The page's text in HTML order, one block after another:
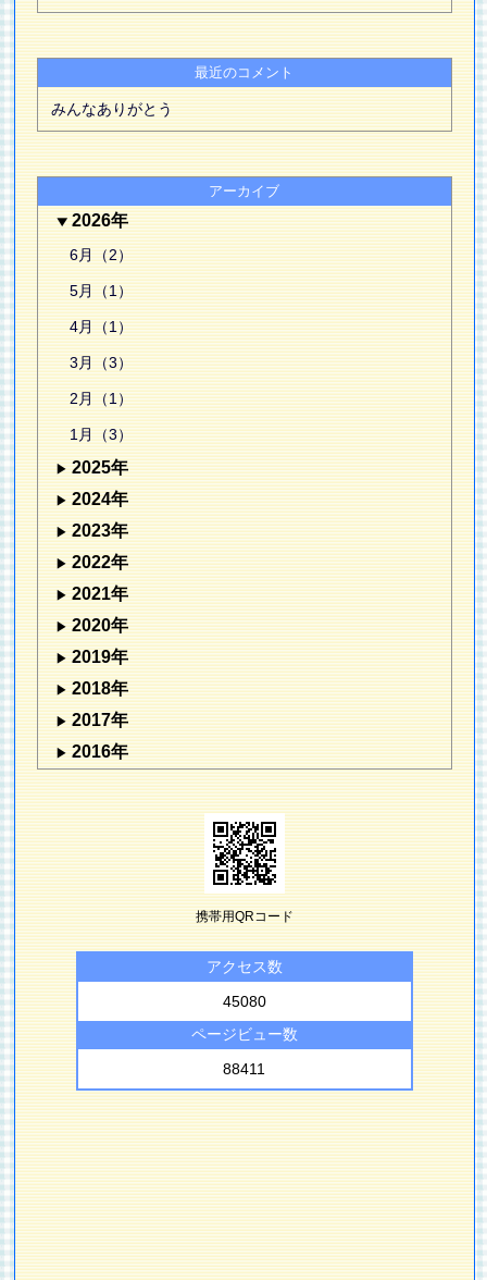
最近のコメント
みんなありがとう
アーカイブ
2026年
6月（2）
5月（1）
4月（1）
3月（3）
2月（1）
1月（3）
2025年
2024年
2023年
2022年
2021年
2020年
2019年
2018年
2017年
2016年
携帯用QRコード
アクセス数
45080
ページビュー数
88411